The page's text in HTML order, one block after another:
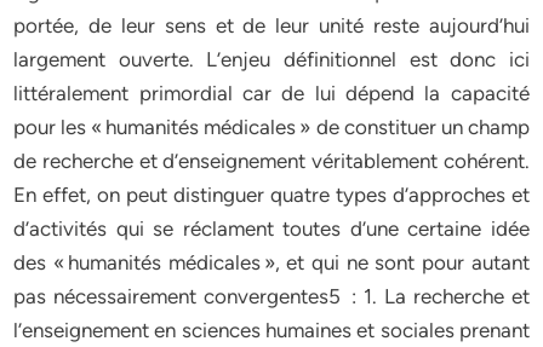
portée, de leur sens et de leur unité reste aujourd’hui
largement ouverte. L’enjeu définitionnel est donc ici
littéralement primordial car de lui dépend la capacité
pour les « humanités médicales » de constituer un champ
de recherche et d’enseignement véritablement cohérent.
En effet, on peut distinguer quatre types d’approches et
d’activités qui se réclament toutes d’une certaine idée
des « humanités médicales », et qui ne sont pour autant
pas nécessairement convergentes5 : 1. La recherche et
l’enseignement en sciences humaines et sociales prenant